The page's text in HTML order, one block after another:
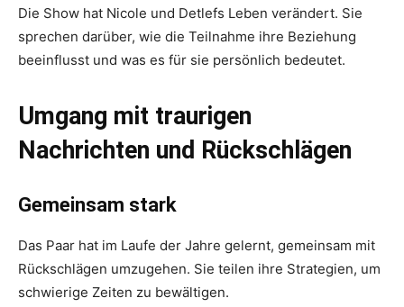
Die Show hat Nicole und Detlefs Leben verändert. Sie
sprechen darüber, wie die Teilnahme ihre Beziehung
beeinflusst und was es für sie persönlich bedeutet.
Umgang mit traurigen
Nachrichten und Rückschlägen
Gemeinsam stark
Das Paar hat im Laufe der Jahre gelernt, gemeinsam mit
Rückschlägen umzugehen. Sie teilen ihre Strategien, um
schwierige Zeiten zu bewältigen.